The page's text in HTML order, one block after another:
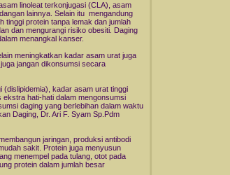
linoleat terkonjugasi (CLA), asam
lainnya. Selain itu mengandung
tinggi protein tanpa lemak dan jumlah
dan mengurangi risiko obesiti. Daging
menangkal kanser.
meningkatkan kadar asam urat juga
jangan dikonsumsi secara
(dislipidemia), kadar asam urat tinggi
hati-hati dalam mengonsumsi
daging yang berlebihan dalam waktu
Daging, Dr. Ari F. Syam Sp.Pdm
jaringan, produksi antibodi
sakit. Protein juga menyusun
menempel pada tulang, otot pada
protein dalam jumlah besar